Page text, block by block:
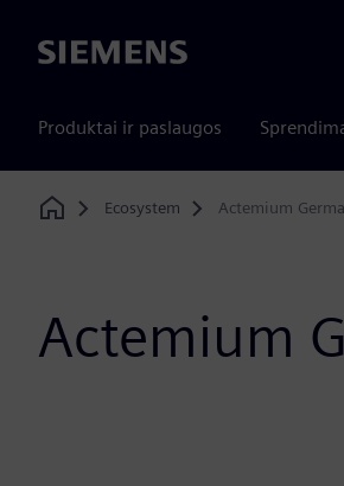
Siemens
Produktai ir paslaugos
Home
Ecosystem Actemium
Actemium